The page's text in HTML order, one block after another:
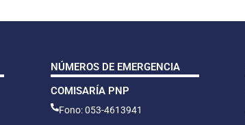
NÚMEROS DE EMERGENCIA
COMISARÍA PNP
Fono: 053-4613941